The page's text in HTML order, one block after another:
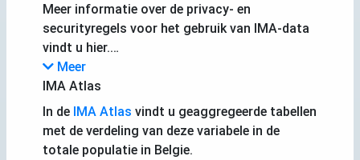
Meer informatie over de privacy- en
securityregels voor het gebruik van IMA-data
vindt u hier.…
Meer
IMA Atlas
In de IMA Atlas vindt u geaggregeerde tabellen
met de verdeling van deze variabele in de
totale populatie in Belgie.